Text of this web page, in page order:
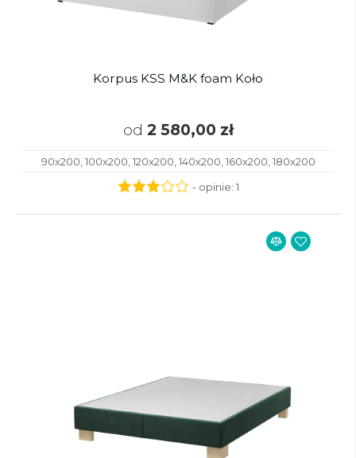
Korpus KSS M&K foam Koło
od 2 580,00 zł
90x200, 100x200, 120x200, 140x200, 160x200, 180x200
- opinie: 1